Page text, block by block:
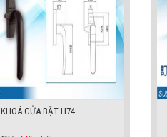
KHOÁ CỬA BẬT H74